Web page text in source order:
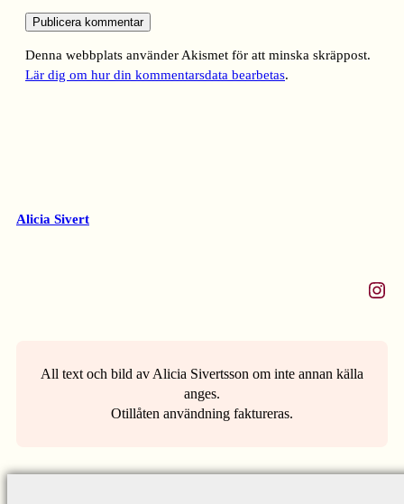
Denna webbplats använder Akismet för att minska skräppost.
Lär dig om hur din kommentarsdata bearbetas.
Alicia Sivert
Instagram
All text och bild av Alicia Sivertsson om inte annan källa
anges.
Otillåten användning faktureras.